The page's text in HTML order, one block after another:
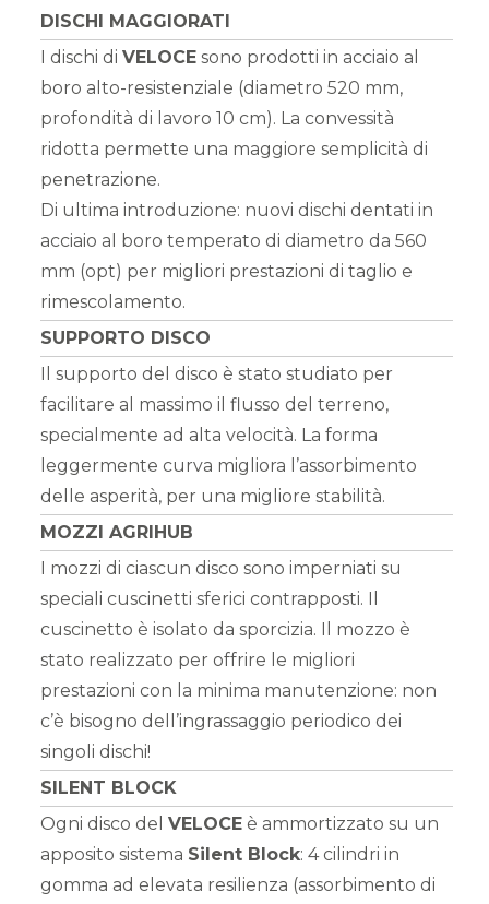
DISCHI MAGGIORATI
I dischi di VELOCE sono prodotti in acciaio al
boro alto-resistenziale (diametro 520 mm,
profondità di lavoro 10 cm). La convessità
ridotta permette una maggiore semplicità di
penetrazione.
Di ultima introduzione: nuovi dischi dentati in
acciaio al boro temperato di diametro da 560
mm (opt) per migliori prestazioni di taglio e
rimescolamento.
SUPPORTO DISCO
Il supporto del disco è stato studiato per
facilitare al massimo il flusso del terreno,
specialmente ad alta velocità. La forma
leggermente curva migliora l’assorbimento
delle asperità, per una migliore stabilità.
MOZZI AGRIHUB
I mozzi di ciascun disco sono imperniati su
speciali cuscinetti sferici contrapposti. Il
cuscinetto è isolato da sporcizia. Il mozzo è
stato realizzato per offrire le migliori
prestazioni con la minima manutenzione: non
c’è bisogno dell’ingrassaggio periodico dei
singoli dischi!
SILENT BLOCK
Ogni disco del VELOCE è ammortizzato su un
apposito sistema Silent Block: 4 cilindri in
gomma ad elevata resilienza (assorbimento di